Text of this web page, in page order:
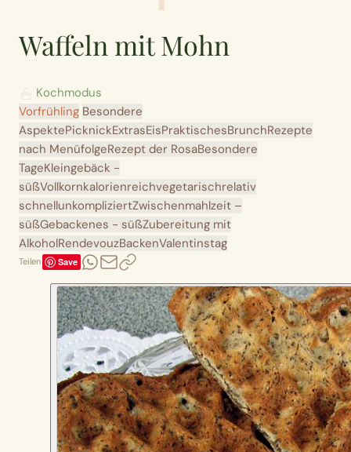
Waffeln mit Mohn
Kochmodus
Vorfrühling Besondere
AspektePicknickExtrasEisPraktischesBrunchRezepte
nach MenüfolgeRezept der RosaBesondere
TageKleingebäck -
süßVollkornkalorienreichvegetarischrelativ
schnellunkompliziertZwischenmahlzeit –
süßGebackenes - süßZubereitung mit
AlkoholRendevouzBackenValentinstag
Teilen Save